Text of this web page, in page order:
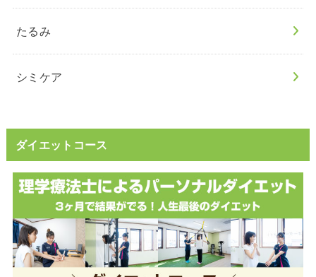
たるみ
シミケア
ダイエットコース